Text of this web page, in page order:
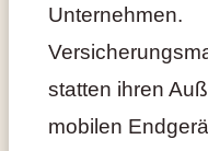
Unternehmen.
statten ihren
mobilen